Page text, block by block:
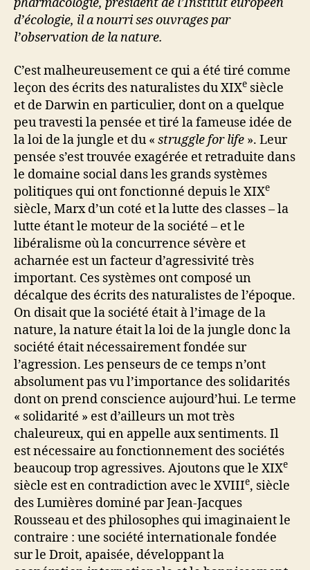
pharmacologie, président de l’Institut européen
d’écologie, il a nourri ses ouvrages par
l’observation de la nature.
C’est malheureusement ce qui a été tiré comme
leçon des écrits des naturalistes du XIXe siècle
et de Darwin en particulier, dont on a quelque
peu travesti la pensée et tiré la fameuse idée de
la loi de la jungle et du « struggle for life ». Leur
pensée s’est trouvée exagérée et retraduite dans
le domaine social dans les grands systèmes
politiques qui ont fonctionné depuis le XIXe
siècle, Marx d’un coté et la lutte des classes – la
lutte étant le moteur de la société – et le
libéralisme où la concurrence sévère et
acharnée est un facteur d’agressivité très
important. Ces systèmes ont composé un
décalque des écrits des naturalistes de l’époque.
On disait que la société était à l’image de la
nature, la nature était la loi de la jungle donc la
société était nécessairement fondée sur
l’agression. Les penseurs de ce temps n’ont
absolument pas vu l’importance des solidarités
dont on prend conscience aujourd’hui. Le terme
« solidarité » est d’ailleurs un mot très
chaleureux, qui en appelle aux sentiments. Il
est nécessaire au fonctionnement des sociétés
beaucoup trop agressives. Ajoutons que le XIXe
siècle est en contradiction avec le XVIIIe, siècle
des Lumières dominé par Jean-Jacques
Rousseau et des philosophes qui imaginaient le
contraire : une société internationale fondée
sur le Droit, apaisée, développant la